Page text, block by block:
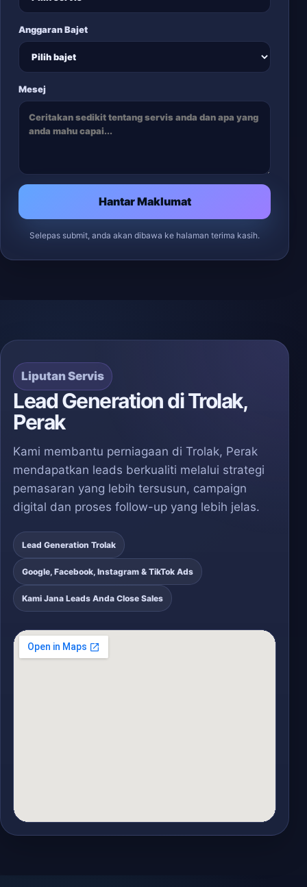
Anggaran Bajet
Mesej
Hantar Maklumat
Selepas submit, anda akan dibawa ke halaman terima kasih.
Liputan Servis
Lead Generation di Trolak,
Perak
Kami membantu perniagaan di Trolak, Perak
mendapatkan leads berkualiti melalui strategi
pemasaran yang lebih tersusun, campaign
digital dan proses follow-up yang lebih jelas.
Lead Generation Trolak
Google, Facebook, Instagram & TikTok Ads
Kami Jana Leads Anda Close Sales